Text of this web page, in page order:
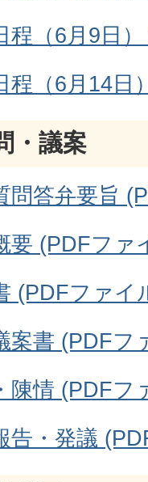
程（6月9日
程（6月14日
・議案
問答弁要旨
要 (PDFファ
(PDFファイ
案書 (PDFフ
陳情 (PDFフ
告・発議